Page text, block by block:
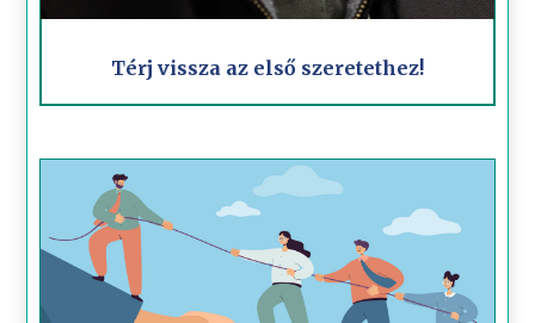
Térj vissza az első szeretethez!